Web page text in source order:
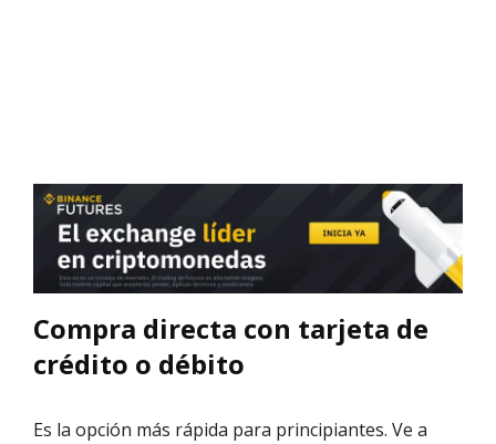
Compra directa con tarjeta de
crédito o débito
Es la opción más rápida para principiantes. Ve a